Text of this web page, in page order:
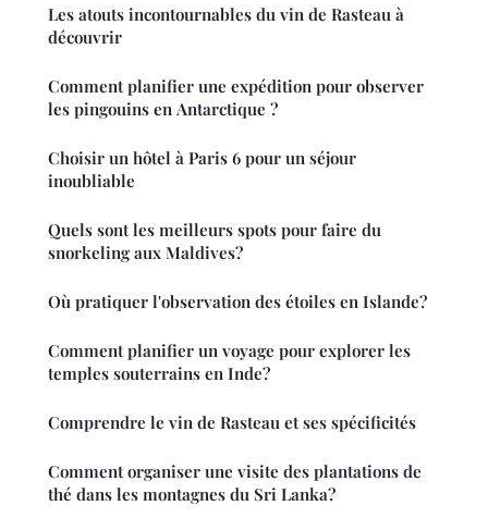
Les atouts incontournables du vin de Rasteau à
découvrir
Comment planifier une expédition pour observer
les pingouins en Antarctique ?
Choisir un hôtel à Paris 6 pour un séjour
inoubliable
Quels sont les meilleurs spots pour faire du
snorkeling aux Maldives?
Où pratiquer l'observation des étoiles en Islande?
Comment planifier un voyage pour explorer les
temples souterrains en Inde?
Comprendre le vin de Rasteau et ses spécificités
Comment organiser une visite des plantations de
thé dans les montagnes du Sri Lanka?